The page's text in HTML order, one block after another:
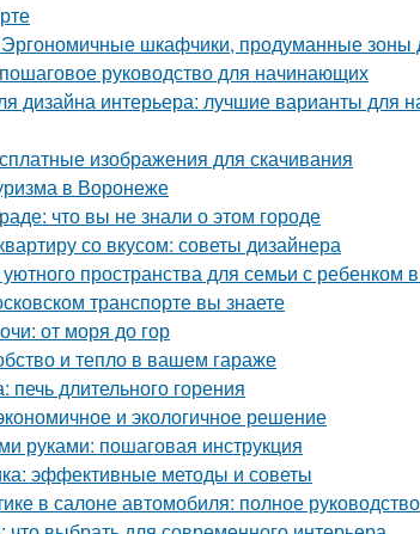
Эргономичные шкафчики, продуманные зоны
руководство для начинающих
дизайна интерьера: лучшие варианты для
изображения для скачивания
в Воронеже
что вы не знали о этом городе
со вкусом: советы дизайнера
пространства для семьи с ребенком
транспорте вы знаете
от моря до гор
и тепло в вашем гараже
длительного горения
и экологичное решение
руками: пошаговая инструкция
эффективные методы и советы
в салоне автомобиля: полное руководство